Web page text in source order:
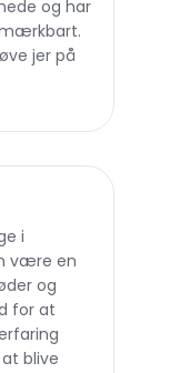
og har
jer på
i
være en
og
for at
blive